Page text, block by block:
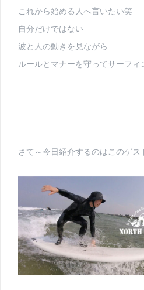
これから始める人へ言いたい笑
自分だけではない
波と人の動きを見ながら
ルールとマナーを守ってサーフィ
さて～今日紹介するのはこのゲ